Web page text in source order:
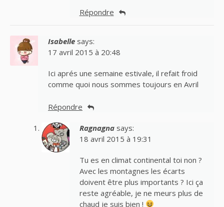
Répondre
Isabelle says:
17 avril 2015 à 20:48
Ici aprés une semaine estivale, il refait froid
comme quoi nous sommes toujours en Avril
Répondre
Ragnagna says:
18 avril 2015 à 19:31
Tu es en climat continental toi non ?
Avec les montagnes les écarts
doivent être plus importants ? Ici ça
reste agréable, je ne meurs plus de
chaud je suis bien !